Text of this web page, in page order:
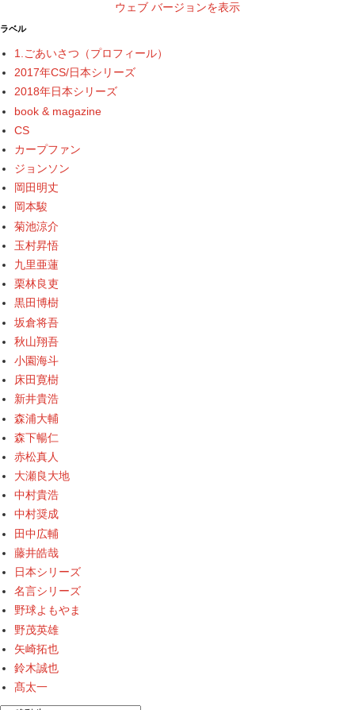
ウェブ バージョンを表示
ラベル
1.ごあいさつ（プロフィール）
2017年CS/日本シリーズ
2018年日本シリーズ
book & magazine
CS
カープファン
ジョンソン
岡田明丈
岡本駿
菊池涼介
玉村昇悟
九里亜蓮
栗林良吏
黒田博樹
坂倉将吾
秋山翔吾
小園海斗
床田寛樹
新井貴浩
森浦大輔
森下暢仁
赤松真人
大瀬良大地
中村貴浩
中村奨成
田中広輔
藤井皓哉
日本シリーズ
名言シリーズ
野球よもやま
野茂英雄
矢崎拓也
鈴木誠也
髙太一